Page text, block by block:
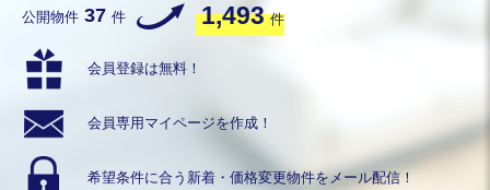
公開物件 37 件 1,493 件
会員登録は無料！
会員専用 マイページを作成！
希望条件に合う 新着・価格変更物件をメール配信！